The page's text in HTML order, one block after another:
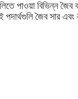
পাওয়া বিভিন্ন
পদার্থগুলি জৈব